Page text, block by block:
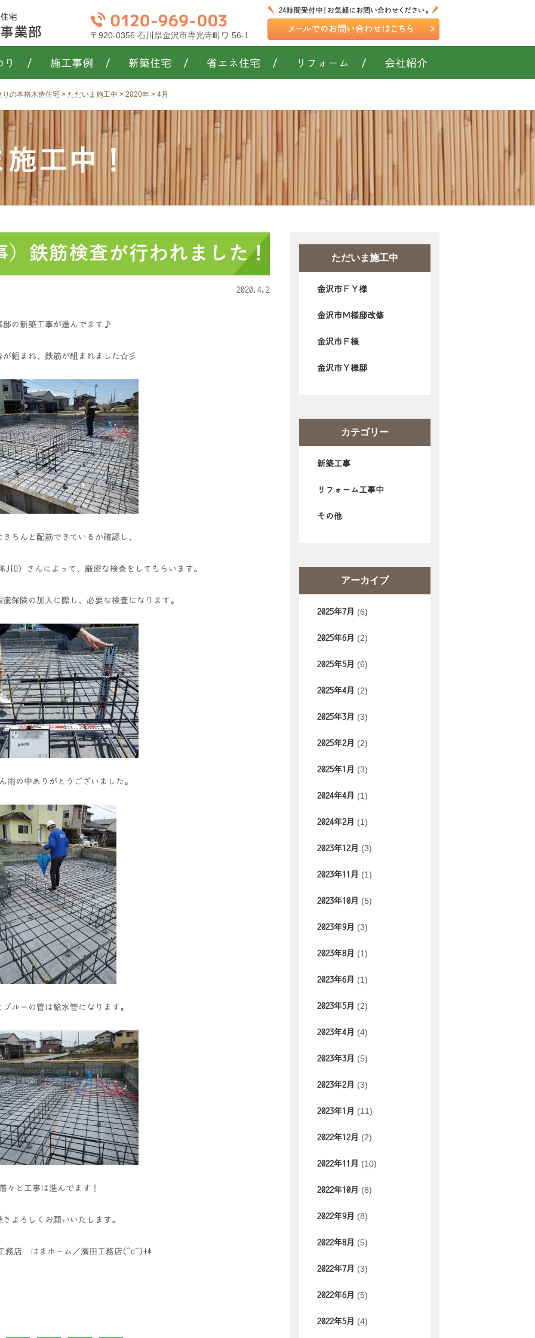
〒920-0356 石川県金沢市専光寺町ワ 56-1
り / 施工事例 / 新築住宅 / 省エネ住宅 / リフォーム / 会社紹介
りの本格木造住宅 > ただいま施工中 > 2020年 > 4月
工中！
ただいま施工中
金沢市ＦＹ様
金沢市Ｍ様邸改修
金沢市Ｆ様
金沢市Ｙ様邸
カテゴリー
新築工事
リフォーム工事中
その他
アーカイブ
2025年7月 (6)
2025年6月 (2)
2025年5月 (6)
2025年4月 (2)
2025年3月 (3)
2025年2月 (2)
2025年1月 (3)
2024年4月 (1)
2024年2月 (1)
2023年12月 (3)
2023年11月 (1)
2023年10月 (5)
2023年9月 (3)
2023年8月 (1)
2023年6月 (1)
2023年5月 (2)
2023年4月 (4)
2023年3月 (5)
2023年2月 (3)
2023年1月 (11)
2022年12月 (2)
2022年11月 (10)
2022年10月 (8)
2022年9月 (8)
2022年8月 (5)
2022年7月 (3)
2022年6月 (5)
2022年5月 (4)
鉄筋検査が行われました！
2020.4.2
邸の新築工事が進んでます♪
が組まれ、鉄筋が組まれました☆彡
ちんと配筋できているか確認し、
）さんによって、厳密な検査をしてもらいます。
保険の加入に際し、必要な検査になります。
雨の中ありがとうございました。
ブルーの管は給水管になります。
々と工事は進んでます！
きよろしくお願いいたします。
務店 はまホーム／濱田工務店(^o^)+*